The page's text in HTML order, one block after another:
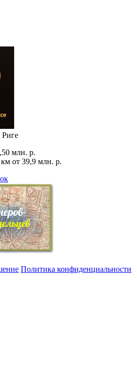
млн. р.
км от 39,9 млн. р.
Политика конфиденциальности